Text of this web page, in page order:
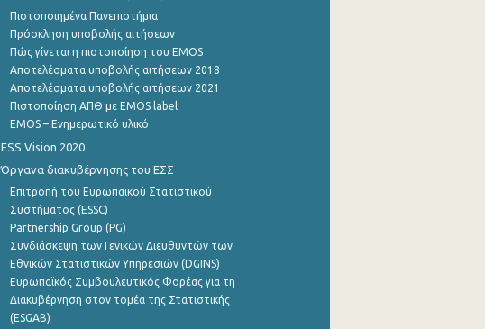
Πιστοποιημένα Πανεπιστήμια
Πρόσκληση υποβολής αιτήσεων
Πώς γίνεται η πιστοποίηση του EMOS
Αποτελέσματα υποβολής αιτήσεων 2018
Αποτελέσματα υποβολής αιτήσεων 2021
Πιστοποίηση ΑΠΘ με EMOS label
EMOS – Ενημερωτικό υλικό
ESS Vision 2020
Όργανα διακυβέρνησης του ΕΣΣ
Επιτροπή του Ευρωπαϊκού Στατιστικού
Συστήματος (ESSC)
Partnership Group (PG)
Συνδιάσκεψη των Γενικών Διευθυντών των
Εθνικών Στατιστικών Υπηρεσιών (DGINS)
Ευρωπαϊκός Συμβουλευτικός Φορέας για τη
Διακυβέρνηση στον τομέα της Στατιστικής
(ESGAB)